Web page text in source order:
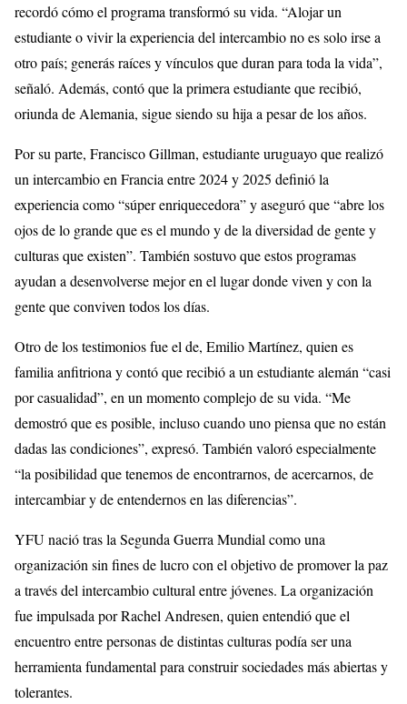
recordó cómo el programa transformó su vida. “Alojar un
estudiante o vivir la experiencia del intercambio no es solo irse a
otro país; generás raíces y vínculos que duran para toda la vida”,
señaló. Además, contó que la primera estudiante que recibió,
oriunda de Alemania, sigue siendo su hija a pesar de los años.
Por su parte, Francisco Gillman, estudiante uruguayo que realizó
un intercambio en Francia entre 2024 y 2025 definió la
experiencia como “súper enriquecedora” y aseguró que “abre los
ojos de lo grande que es el mundo y de la diversidad de gente y
culturas que existen”. También sostuvo que estos programas
ayudan a desenvolverse mejor en el lugar donde viven y con la
gente que conviven todos los días.
Otro de los testimonios fue el de, Emilio Martínez, quien es
familia anfitriona y contó que recibió a un estudiante alemán “casi
por casualidad”, en un momento complejo de su vida. “Me
demostró que es posible, incluso cuando uno piensa que no están
dadas las condiciones”, expresó. También valoró especialmente
“la posibilidad que tenemos de encontrarnos, de acercarnos, de
intercambiar y de entendernos en las diferencias”.
YFU nació tras la Segunda Guerra Mundial como una
organización sin fines de lucro con el objetivo de promover la paz
a través del intercambio cultural entre jóvenes. La organización
fue impulsada por Rachel Andresen, quien entendió que el
encuentro entre personas de distintas culturas podía ser una
herramienta fundamental para construir sociedades más abiertas y
tolerantes.